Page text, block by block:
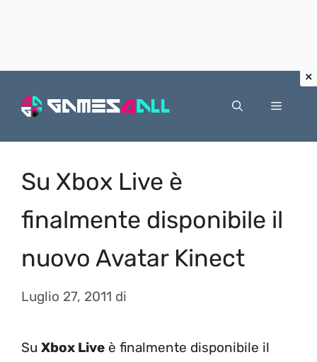
Menu
Su Xbox Live è
finalmente disponibile il
nuovo Avatar Kinect
Luglio 27, 2011 di
Su Xbox Live è finalmente disponibile il